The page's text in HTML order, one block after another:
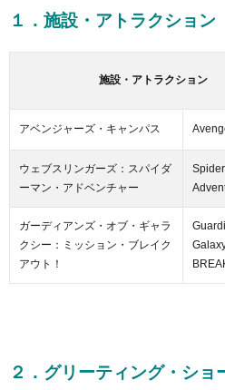
１．施設・アトラクション
施設・アトラクション
アベンジャーズ・キャンパス
ウェブスリンガーズ：スパイダ
ーマン・アドベンチャー
ガーディアンズ・オブ・ギャラ
クシー：ミッション・ブレイク
アウト！
２．グリーティング・ショ